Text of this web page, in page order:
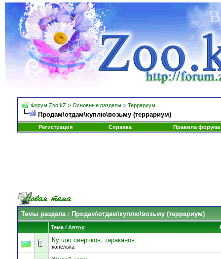
Форум Zoo.kZ > Основные разделы > Террариум
Продам\отдам\куплю\возьму (террариум)
Регистрация Справка Правила форума
Темы раздела: Продам\отдам\куплю\возьму (террариум)
Тема / Автор
Куплю сверчков, тараканов.
капелька